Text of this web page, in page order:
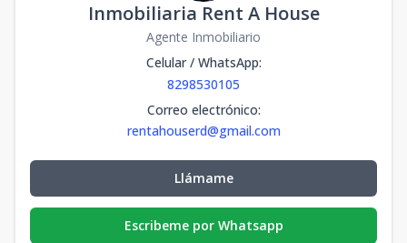
Inmobiliaria Rent A House
Agente Inmobiliario
Celular / WhatsApp:
8298530105
Correo electrónico:
rentahouserd@gmail.com
Llámame
Escribeme por Whatsapp